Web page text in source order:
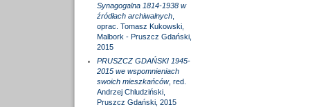
Synagogalna 1814-1938 w
źródłach archiwalnych,
oprac. Tomasz Kukowski,
Malbork - Pruszcz Gdański,
2015
PRUSZCZ GDAŃSKI 1945-
2015 we wspomnieniach
swoich mieszkańców, red.
Andrzej Chludziński,
Pruszcz Gdański, 2015